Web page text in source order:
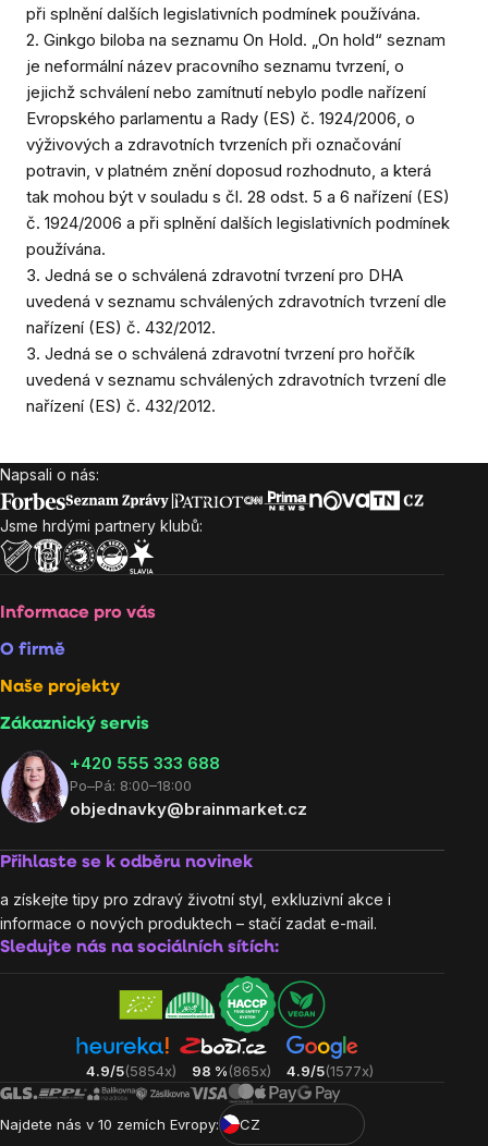
při splnění dalších legislativních podmínek používána.
2. Ginkgo biloba na seznamu On Hold. „On hold“ seznam
je neformální název pracovního seznamu tvrzení, o
jejichž schválení nebo zamítnutí nebylo podle nařízení
Evropského parlamentu a Rady (ES) č. 1924/2006, o
výživových a zdravotních tvrzeních při označování
potravin, v platném znění doposud rozhodnuto, a která
tak mohou být v souladu s čl. 28 odst. 5 a 6 nařízení (ES)
č. 1924/2006 a při splnění dalších legislativních podmínek
používána.
3. Jedná se o schválená zdravotní tvrzení pro DHA
uvedená v seznamu schválených zdravotních tvrzení dle
nařízení (ES) č. 432/2012.
3. Jedná se o schválená zdravotní tvrzení pro hořčík
uvedená v seznamu schválených zdravotních tvrzení dle
nařízení (ES) č. 432/2012.
Zápatí
Napsali o nás:
Jsme hrdými partnery klubů:
Informace pro vás
O firmě
Naše projekty
Zákaznický servis
‭+420 555 333 688
Po–Pá: 8:00–18:00
objednavky@brainmarket.cz
Přihlaste se k odběru novinek
a získejte tipy pro zdravý životní styl, exkluzivní akce i
informace o nových produktech – stačí zadat e-mail.
Sledujte nás na sociálních sítích:
4.9/5(5854x) 98 %(865x) 4.9/5(1577x)
Najdete nás v 10 zemích Evropy: CZ